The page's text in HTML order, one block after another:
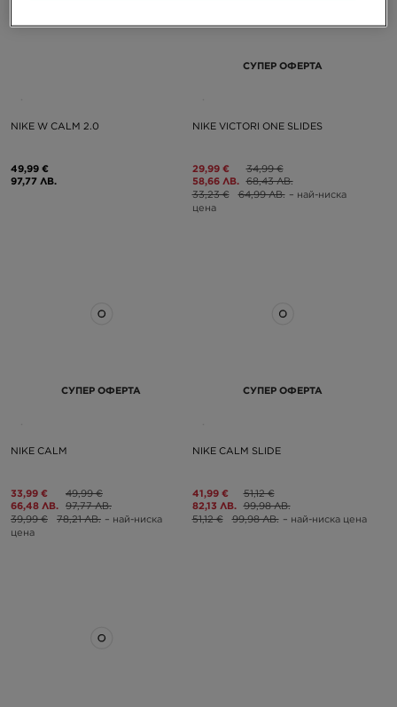
NIKE W CALM 2.0
49,99 €
97,77 ЛВ.
СУПЕР ОФЕРТА
NIKE VICTORI ONE SLIDES
29,99 €
58,66 ЛВ.
34,99 €
68,43 ЛВ.
33,23 €
64,99 ЛВ. – най-ниска
цена
СУПЕР ОФЕРТА
NIKE CALM
33,99 €
66,48 ЛВ.
49,99 €
97,77 ЛВ.
39,99 €
78,21 ЛВ. – най-ниска
цена
СУПЕР ОФЕРТА
NIKE CALM SLIDE
41,99 €
82,13 ЛВ.
51,12 €
99,98 ЛВ.
51,12 €
99,98 ЛВ. – най-ниска цена